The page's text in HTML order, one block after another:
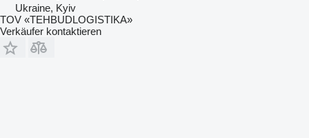
Ukraine, Kyiv
TOV «TEHBUDLOGISTIKA»
Verkäufer kontaktieren